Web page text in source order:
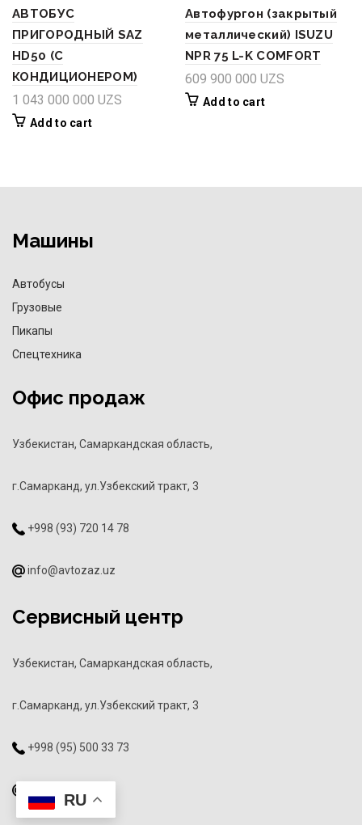
АВТОБУС
ПРИГОРОДНЫЙ SAZ
HD50 (С
КОНДИЦИОНЕРОМ)
1 043 000 000 UZS
Add to cart
Автофургон (закрытый
металлический) ISUZU
NPR 75 L-K COMFORT
609 900 000 UZS
Add to cart
Машины
Автобусы
Грузовые
Пикапы
Спецтехника
Офис продаж
Узбекистан, Самаркандская область,
г.Самарканд, ул.Узбекский тракт, 3
+998 (93) 720 14 78
info@avtozaz.uz
Сервисный центр
Узбекистан, Самаркандская область,
г.Самарканд, ул.Узбекский тракт, 3
+998 (95) 500 33 73
RU